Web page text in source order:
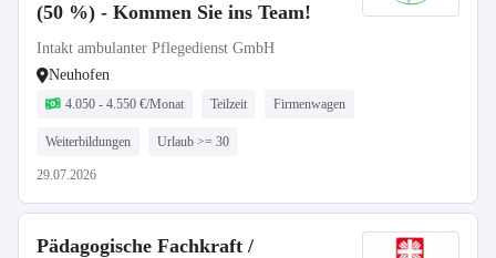
(50 %) - Kommen Sie ins Team!
Intakt ambulanter Pflegedienst GmbH
Neuhofen
4.050 - 4.550 €/Monat Teilzeit Firmenwagen
Weiterbildungen Urlaub >= 30
29.07.2026
Pädagogische Fachkraft /